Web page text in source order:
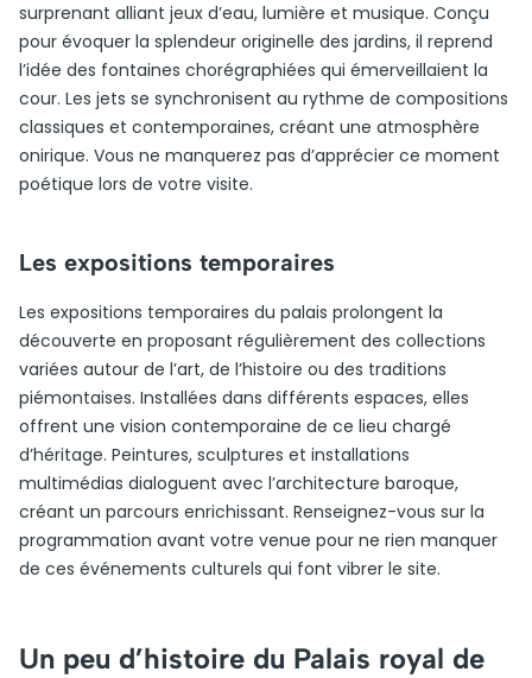
surprenant alliant jeux d’eau, lumière et musique. Conçu
pour évoquer la splendeur originelle des jardins, il reprend
l’idée des fontaines chorégraphiées qui émerveillaient la
cour. Les jets se synchronisent au rythme de compositions
classiques et contemporaines, créant une atmosphère
onirique. Vous ne manquerez pas d’apprécier ce moment
poétique lors de votre visite.
Les expositions temporaires
Les expositions temporaires du palais prolongent la
découverte en proposant régulièrement des collections
variées autour de l’art, de l’histoire ou des traditions
piémontaises. Installées dans différents espaces, elles
offrent une vision contemporaine de ce lieu chargé
d’héritage. Peintures, sculptures et installations
multimédias dialoguent avec l’architecture baroque,
créant un parcours enrichissant. Renseignez-vous sur la
programmation avant votre venue pour ne rien manquer
de ces événements culturels qui font vibrer le site.
Un peu d’histoire du Palais royal de